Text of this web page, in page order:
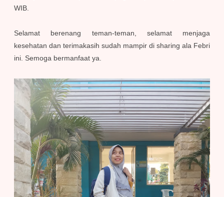
WIB.
Selamat berenang teman-teman, selamat menjaga
kesehatan dan terimakasih sudah mampir di sharing ala Febri
ini. Semoga bermanfaat ya.